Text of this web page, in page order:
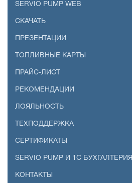
SERVIO PUMP WEB
СКАЧАТЬ
ПРЕЗЕНТАЦИИ
ТОПЛИВНЫЕ КАРТЫ
ПРАЙС-ЛИСТ
РЕКОМЕНДАЦИИ
ЛОЯЛЬНОСТЬ
ТЕХПОДДЕРЖКА
СЕРТИФИКАТЫ
SERVIO PUMP И 1С БУХГАЛТЕРИЯ
КОНТАКТЫ